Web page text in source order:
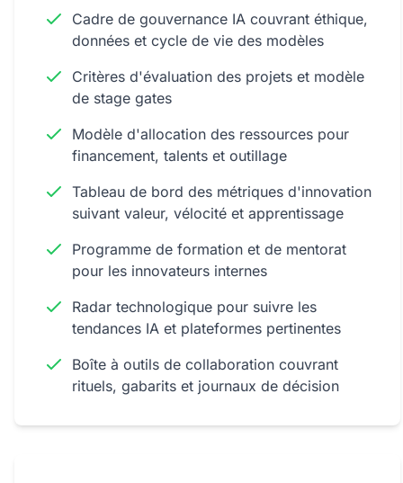
Cadre de gouvernance IA couvrant éthique,
données et cycle de vie des modèles
Critères d'évaluation des projets et modèle
de stage gates
Modèle d'allocation des ressources pour
financement, talents et outillage
Tableau de bord des métriques d'innovation
suivant valeur, vélocité et apprentissage
Programme de formation et de mentorat
pour les innovateurs internes
Radar technologique pour suivre les
tendances IA et plateformes pertinentes
Boîte à outils de collaboration couvrant
rituels, gabarits et journaux de décision